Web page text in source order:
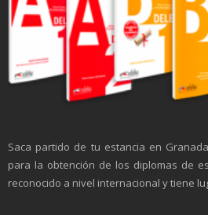
Saca partido de tu estancia en
para la obtención de los diplomas de
reconocido a nivel internacional y tiene